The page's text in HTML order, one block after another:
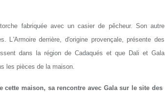
fabriquée avec un casier de pêcheur. Son autre
L'Armoire derrière, d'origine provençale, présente des
dans la région de Cadaqués et que Dali et Gala
les pièces de la maison.
cette maison, sa rencontre avec Gala sur le site des